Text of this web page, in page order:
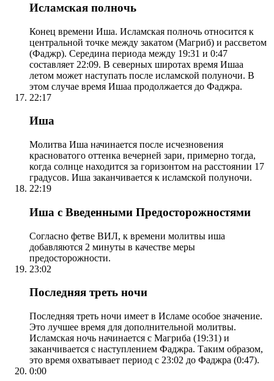
Исламская полночь
Конец времени Иша. Исламская полночь относится к
центральной точке между закатом (Магриб) и рассветом
(Фаджр). Середина периода между 19:31 и 0:47
составляет 22:09. В северных широтах время Ишаа
летом может наступать после исламской полуночи. В
этом случае время Ишаа продолжается до Фаджра.
22:17
Иша
Молитва Иша начинается после исчезновения
красноватого оттенка вечерней зари, примерно тогда,
когда солнце находится за горизонтом на расстоянии 17
градусов. Иша заканчивается к исламской полуночи.
22:19
Иша с Введенными Предосторожностями
Согласно фетве ВИЛ, к времени молитвы иша
добавляются 2 минуты в качестве меры
предосторожности.
23:02
Последняя треть ночи
Последняя треть ночи имеет в Исламе особое значение.
Это лучшее время для дополнительной молитвы.
Исламская ночь начинается с Магриба (19:31) и
заканчивается с наступлением Фаджра. Таким образом,
это время охватывает период с 23:02 до Фаджра (0:47).
0:00